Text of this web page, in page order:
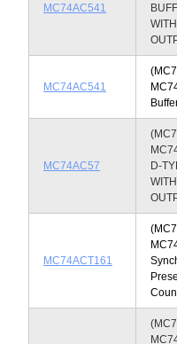
MC74AC541
MC74AC541
MC74AC57
D-
MC74ACT161